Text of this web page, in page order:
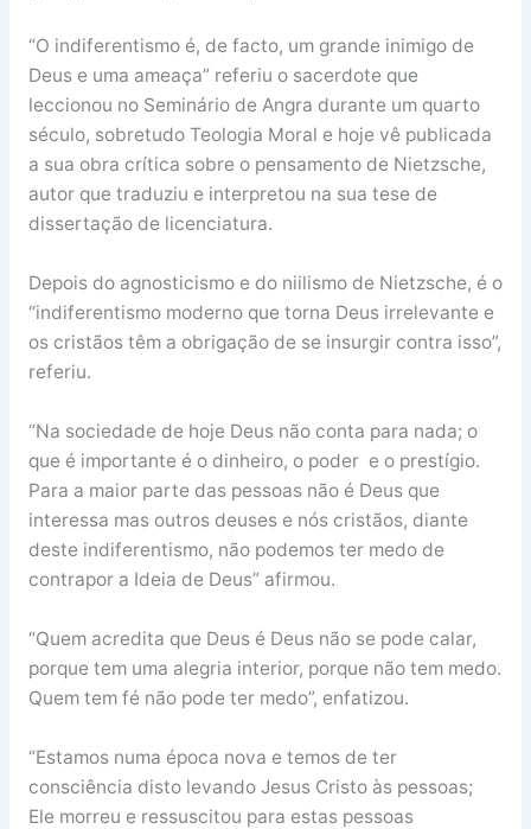
“O indiferentismo é, de facto, um grande inimigo de
Deus e uma ameaça” referiu o sacerdote que
leccionou no Seminário de Angra durante um quarto
século, sobretudo Teologia Moral e hoje vê publicada
a sua obra crítica sobre o pensamento de Nietzsche,
autor que traduziu e interpretou na sua tese de
dissertação de licenciatura.
Depois do agnosticismo e do niilismo de Nietzsche, é o
“indiferentismo moderno que torna Deus irrelevante e
os cristãos têm a obrigação de se insurgir contra isso”,
referiu.
“Na sociedade de hoje Deus não conta para nada; o
que é importante é o dinheiro, o poder e o prestígio.
Para a maior parte das pessoas não é Deus que
interessa mas outros deuses e nós cristãos, diante
deste indiferentismo, não podemos ter medo de
contrapor a Ideia de Deus” afirmou.
“Quem acredita que Deus é Deus não se pode calar,
porque tem uma alegria interior, porque não tem medo.
Quem tem fé não pode ter medo”, enfatizou.
“Estamos numa época nova e temos de ter
consciência disto levando Jesus Cristo às pessoas;
Ele morreu e ressuscitou para estas pessoas